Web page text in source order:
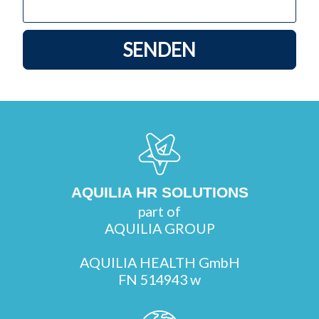
AQUILIA HR SOLUTIONS
part of
AQUILIA GROUP
AQUILIA HEALTH GmbH
FN 514943 w